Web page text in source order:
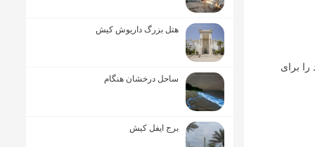
را برای
هتل بزرگ داریوش کیش
ساحل درخشان هنگام
برج ایفل کیش